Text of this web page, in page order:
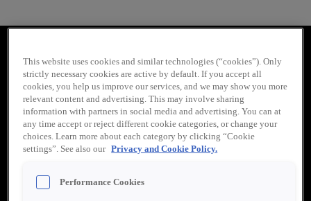
”Werners målsättning är att alltid vara i frontlinjen när det gäller
This website uses cookies and similar technologies (“cookies”). Only
strictly necessary cookies are active by default. If you accept all
cookies, you help us improve our services, and we may show you more
relevant content and advertising. This may involve sharing
information with partners in social media and advertising. You can at
any time accept or reject different cookie categories, or change your
choices. Learn more about each category by clicking “Cookie
settings”. See also our Privacy and Cookie Policy.
Performance Cookies